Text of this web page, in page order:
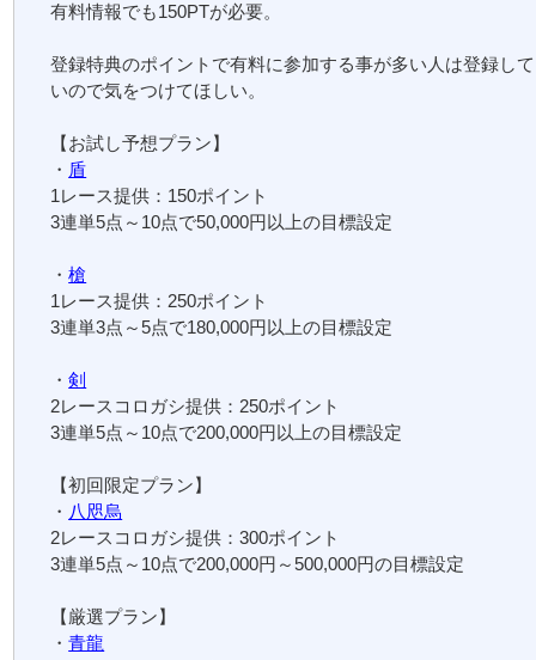
有料情報でも150PTが必要。
登録特典のポイントで有料に参加する事が多い人は登録し
いので気をつけてほしい。
【お試し予想プラン】
・ 盾
1レース提供：150ポイント
3連単5点～10点で50,000円以上の目標設定
・槍
1レース提供：250ポイント
3連単3点～5点で180,000円以上の目標設定
・剣
2レースコロガシ提供：250ポイント
3連単5点～10点で200,000円以上の目標設定
【初回限定プラン】
・ 八咫烏
2レースコロガシ提供：300ポイント
3連単5点～10点で200,000円～500,000円の目標設定
【厳選プラン】
・青龍